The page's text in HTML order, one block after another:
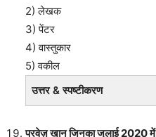
2) लेखक
3) पेंटर
4) वास्तुकार
5) वकील
उत्तर & स्पष्टीकरण
परवेज़ खान जिनका जुलाई 2020 में